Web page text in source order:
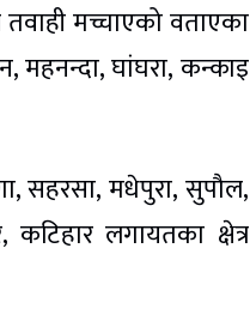
मच्चाएको वताएका
घांघरा, कन्काइ
सहरसा, मधेपुरा, सुपौल,
लगायतका क्षेत्र